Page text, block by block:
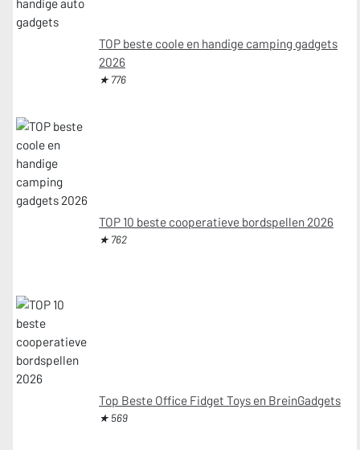
TOP beste coole en handige camping gadgets
2026
★ 776
TOP 10 beste cooperatieve bordspellen 2026
★ 762
Top Beste Office Fidget Toys en BreinGadgets
★ 569